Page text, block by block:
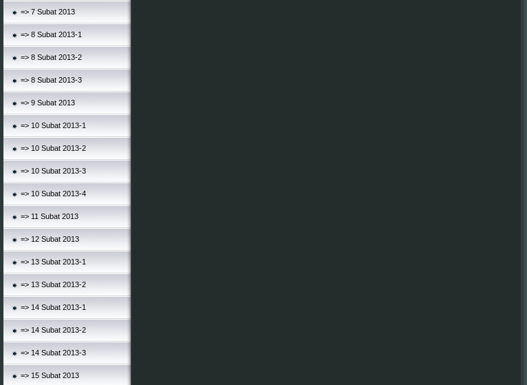
=> 7 Subat 2013
=> 8 Subat 2013-1
=> 8 Subat 2013-2
=> 8 Subat 2013-3
=> 9 Subat 2013
=> 10 Subat 2013-1
=> 10 Subat 2013-2
=> 10 Subat 2013-3
=> 10 Subat 2013-4
=> 11 Subat 2013
=> 12 Subat 2013
=> 13 Subat 2013-1
=> 13 Subat 2013-2
=> 14 Subat 2013-1
=> 14 Subat 2013-2
=> 14 Subat 2013-3
=> 15 Subat 2013